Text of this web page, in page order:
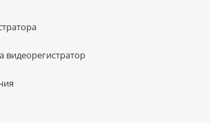
видеорегистратор